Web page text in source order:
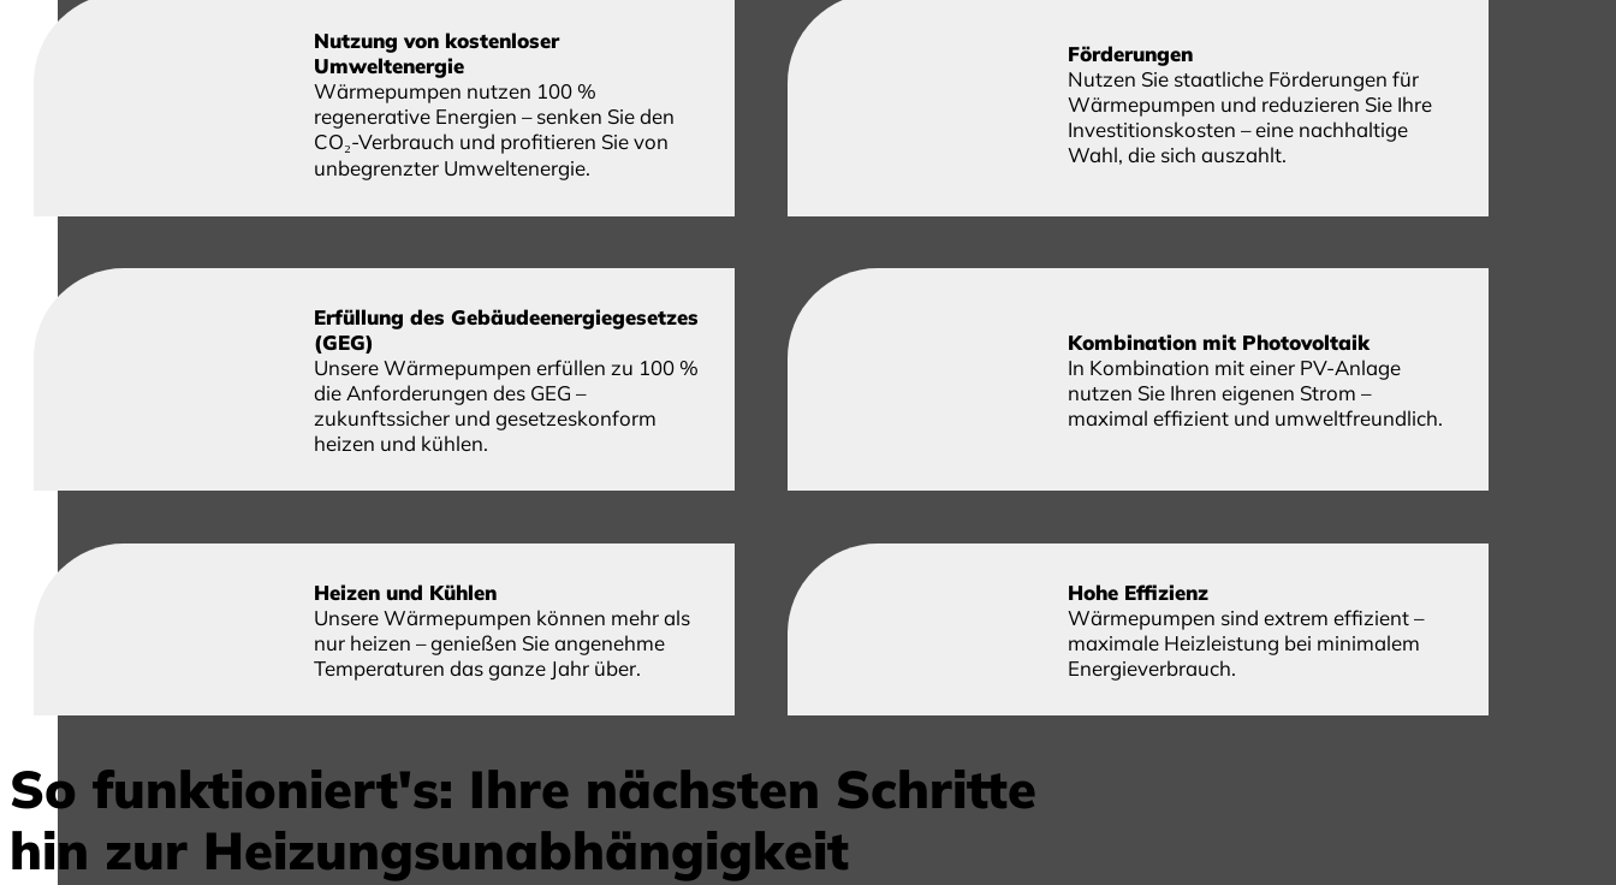
Nutzung von kostenloser
Umweltenergie
Wärmepumpen nutzen 100 %
regenerative Energien – senken Sie den
CO₂-Verbrauch und profitieren Sie von
unbegrenzter Umweltenergie.
Förderungen
Nutzen Sie staatliche Förderungen für
Wärmepumpen und reduzieren Sie Ihre
Investitionskosten – eine nachhaltige
Wahl, die sich auszahlt.
Erfüllung des Gebäudeenergiegesetzes
(GEG)
Unsere Wärmepumpen erfüllen zu 100 %
die Anforderungen des GEG –
zukunftssicher und gesetzeskonform
heizen und kühlen.
Kombination mit Photovoltaik
In Kombination mit einer PV-Anlage
nutzen Sie Ihren eigenen Strom –
maximal effizient und umweltfreundlich.
Heizen und Kühlen
Unsere Wärmepumpen können mehr als
nur heizen – genießen Sie angenehme
Temperaturen das ganze Jahr über.
Hohe Effizienz
Wärmepumpen sind extrem effizient –
maximale Heizleistung bei minimalem
Energieverbrauch.
So funktioniert's: Ihre nächsten Schritte
hin zur Heizungsunabhängigkeit